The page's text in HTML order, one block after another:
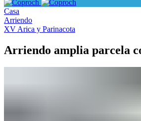
Casa
Arriendo
XV Arica y Parinacota
Arriendo amplia parcela